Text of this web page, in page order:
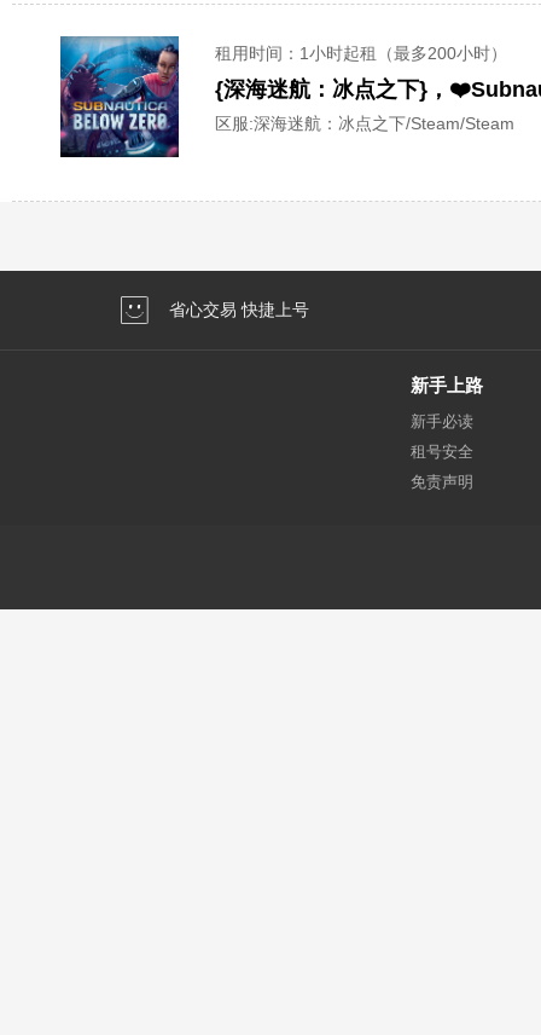
租用时间 ：1小时起租（最多200小时）
{深海迷航：冰点之下}，
区服:深海迷航：冰点之下/Steam/Steam
省心交易 快捷上号
新手上路
新手必读
租号安全
免责声明